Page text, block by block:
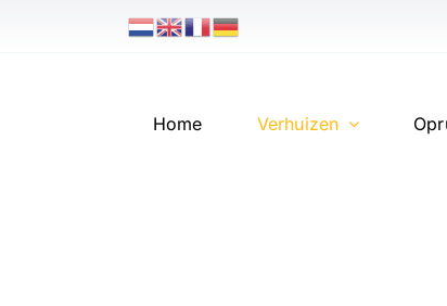
Home Verhuizen